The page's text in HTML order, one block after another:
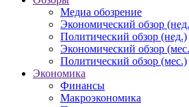
Медиа обозрение
Экономический обзор
Политический обзор (нед.)
Экономический обзор
Политический обзор (мес.)
Экономика
Финансы
Макроэкономика